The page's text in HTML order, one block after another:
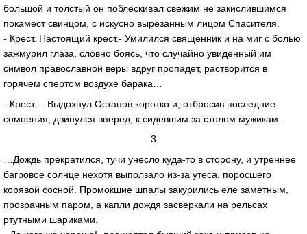
большой и толстый он поблескивал свежим не закислившимся
покамест свинцом, с искусно вырезанным лицом Спасителя.
- Крест. Настоящий крест.- Умилился священник и на миг с болью
зажмурил глаза, словно боясь, что случайно увиденный им
символ православной веры вдруг пропадет, растворится в
горячем спертом воздухе барака…
- Крест. – Выдохнул Остапов коротко и, отбросив последние
сомнения, двинулся вперед, к сидевшим за столом мужикам.
3
…Дождь прекратился, тучи унесло куда-то в сторону, и утреннее
багровое солнце нехотя выползало из-за утеса, поросшего
корявой сосной. Промокшие шпалы закурились еле заметным,
прозрачным паром, а капли дождя засверкали на рельсах
ртутными шариками.